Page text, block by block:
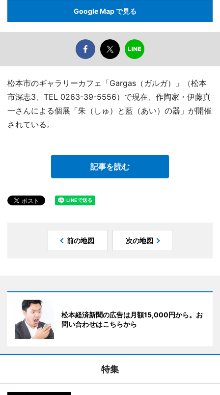
Google Map で見る
松本市のギャラリーカフェ「Gargas（ガルガ）」（松本
市深志3、TEL 0263-39-5556）で現在、作陶家・伊藤真
一さんによる個展「朱（しゅ）と藍（あい）の器」が開催
されている。
記事を読む
前の地図 次の地図
松本経済新聞の広告は月額15,000円から。お
問い合わせはこちらから
特集